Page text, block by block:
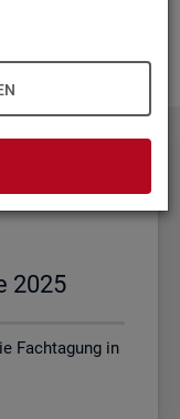
2025
Fachtagung in